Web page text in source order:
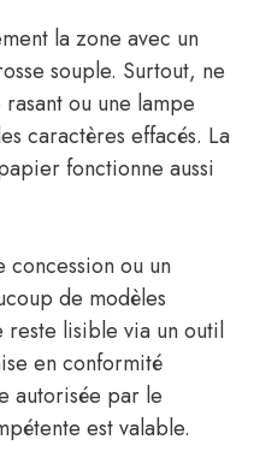
la zone avec un
souple. Surtout, ne
ou une lampe
caractères effacés. La
fonctionne aussi
concession ou un
de modèles
lisible via un outil
en conformité
autorisée par le
est valable.